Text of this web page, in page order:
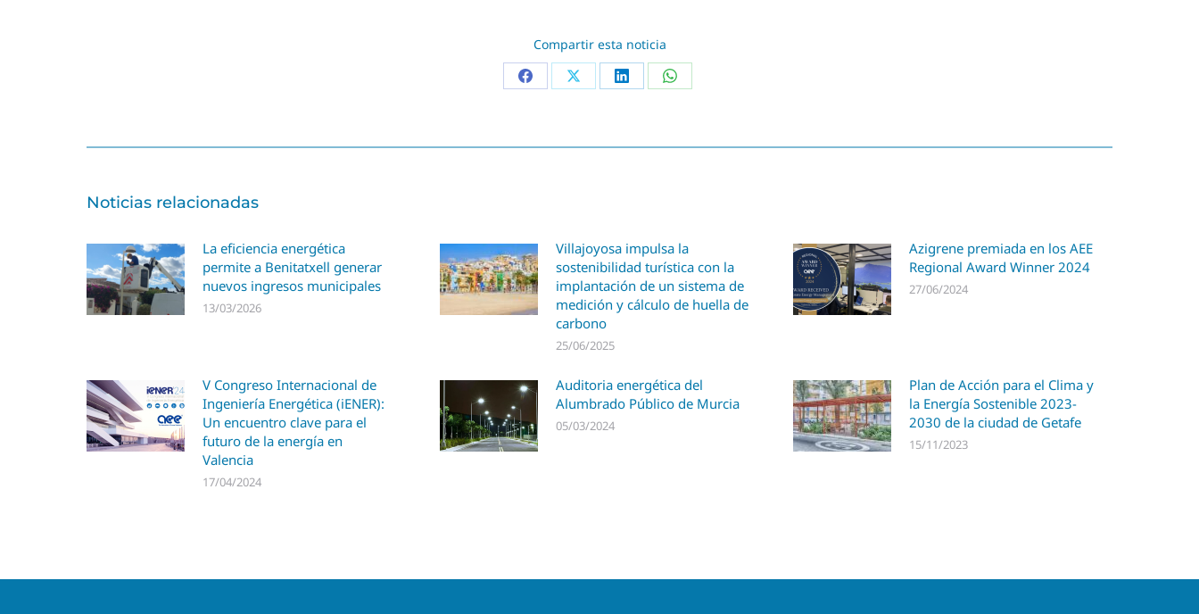
Compartir esta noticia
Noticias relacionadas
La eficiencia energética
permite a Benitatxell generar
nuevos ingresos municipales
13/03/2026
Villajoyosa impulsa la
sostenibilidad turística con la
implantación de un sistema de
medición y cálculo de huella de
carbono
25/06/2025
Azigrene premiada en los AEE
Regional Award Winner 2024
27/06/2024
V Congreso Internacional de
Ingeniería Energética (iENER):
Un encuentro clave para el
futuro de la energía en
Valencia
17/04/2024
Auditoria energética del
Alumbrado Público de Murcia
05/03/2024
Plan de Acción para el Clima y
la Energía Sostenible 2023-
2030 de la ciudad de Getafe
15/11/2023